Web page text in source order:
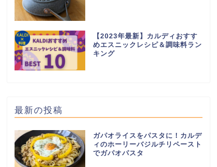
【2023年最新】カルディおすす
めエスニックレシピ＆調味料ラン
キング
最新の投稿
ガパオライスをパスタに！カルデ
ィのホーリーバジルチリペースト
でガパオパスタ